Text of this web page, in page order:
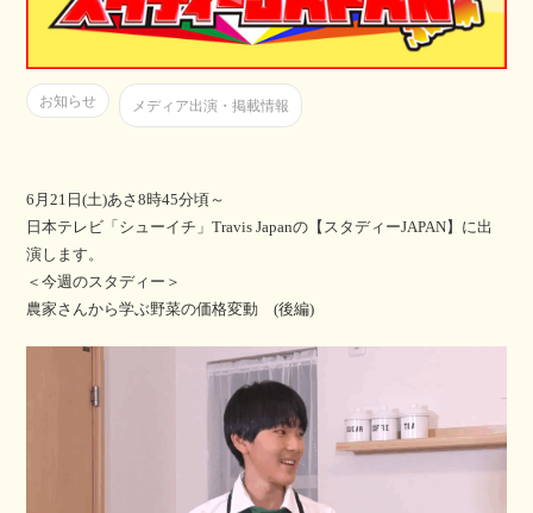
お知らせ メディア出演・掲載情報
6月21日(土)あさ8時45分頃～
日本テレビ「シューイチ」Travis Japanの【スタディーJAPAN】に出
演します。
＜今週のスタディー＞
農家さんから学ぶ野菜の価格変動 (後編)